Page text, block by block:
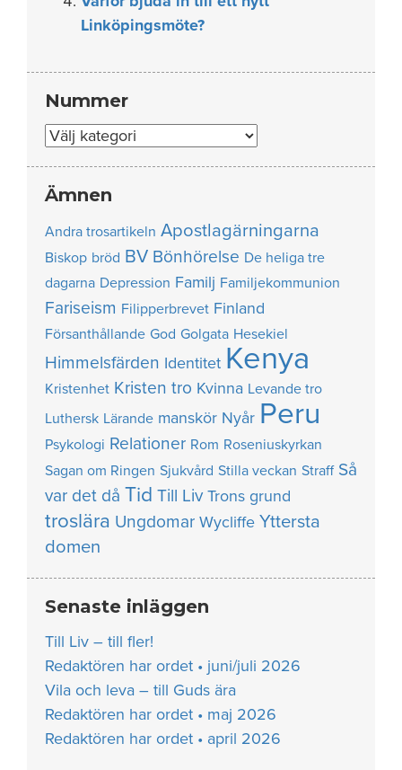
Linköpingsmöte?
Nummer
Nummer
Ämnen
Andra trosartikeln Apostlagärningarna
Biskop bröd BV Bönhörelse De heliga tre
dagarna Depression Familj Familjekommunion
Fariseism Filipperbrevet Finland
Försanthållande God Golgata Hesekiel
Himmelsfärden Identitet Kenya
Kristenhet Kristen tro Kvinna Levande tro
Luthersk Lärande manskör Nyår Peru
Psykologi Relationer Rom Roseniuskyrkan
Sagan om Ringen Sjukvård Stilla veckan Straff Så
var det då Tid Till Liv Trons grund
troslära Ungdomar Wycliffe Yttersta
domen
Senaste inläggen
Till Liv – till fler!
Redaktören har ordet • juni/juli 2026
Vila och leva – till Guds ära
Redaktören har ordet • maj 2026
Redaktören har ordet • april 2026